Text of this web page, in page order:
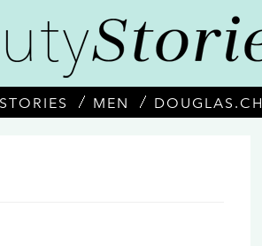
STORIES MEN DOUGLAS.CH